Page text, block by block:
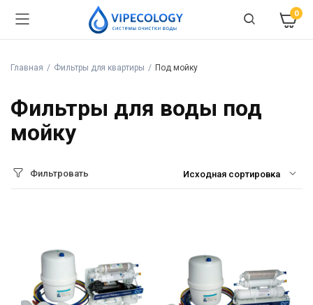
0
Главная Фильтры для квартиры Под мойку
Фильтры для воды под
мойку
Фильтровать